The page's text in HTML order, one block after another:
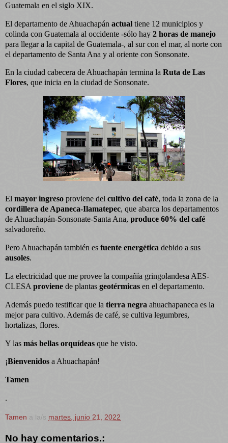
Guatemala en el siglo XIX.
El departamento de Ahuachapán actual tiene 12 municipios y
colinda con Guatemala al occidente -sólo hay 2 horas de manejo
para llegar a la capital de Guatemala-, al sur con el mar, al norte con
el departamento de Santa Ana y al oriente con Sonsonate.
En la ciudad cabecera de Ahuachapán termina la Ruta de Las
Flores, que inicia en la ciudad de Sonsonate.
El mayor ingreso proviene del cultivo del café, toda la zona de la
cordillera de Apaneca-Ilamatepec, que abarca los departamentos
de Ahuachapán-Sonsonate-Santa Ana, produce 60% del café
salvadoreño.
Pero Ahuachapán también es fuente energética debido a sus
ausoles.
La electricidad que me provee la compañía gringolandesa AES-
CLESA proviene de plantas geotérmicas en el departamento.
Además puedo testificar que la tierra negra ahuachapaneca es la
mejor para cultivo. Además de café, se cultiva legumbres,
hortalizas, flores.
Y las más bellas orquídeas que he visto.
¡Bienvenidos a Ahuachapán!
Tamen
.
Tamen a la/s martes, junio 21, 2022
No hay comentarios.: